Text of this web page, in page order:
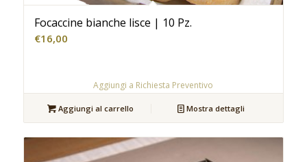
Focaccine bianche lisce | 10 Pz.
€16,00
Aggiungi a Richiesta Preventivo
Aggiungi al carrello Mostra dettagli